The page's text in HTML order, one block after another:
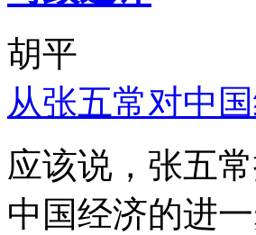
胡平
从张五常对中
应该说，张五
中国经济的进